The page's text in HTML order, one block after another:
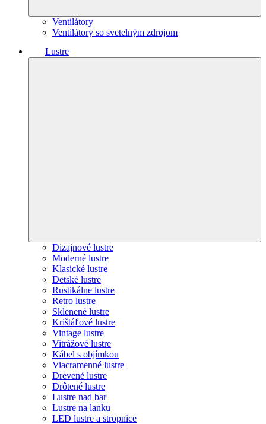
Ventilátory
Ventilátory so svetelným zdrojom
Lustre
Dizajnové lustre
Moderné lustre
Klasické lustre
Detské lustre
Rustikálne lustre
Retro lustre
Sklenené lustre
Krištáľové lustre
Vintage lustre
Vitrážové lustre
Kábel s objímkou
Viacramenné lustre
Drevené lustre
Drôtené lustre
Lustre nad bar
Lustre na lanku
LED lustre a stropnice